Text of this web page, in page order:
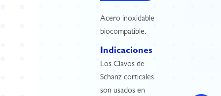
Acero inoxidable
biocompatible.
Indicaciones
Los Clavos de
Schanz corticales
son usados en